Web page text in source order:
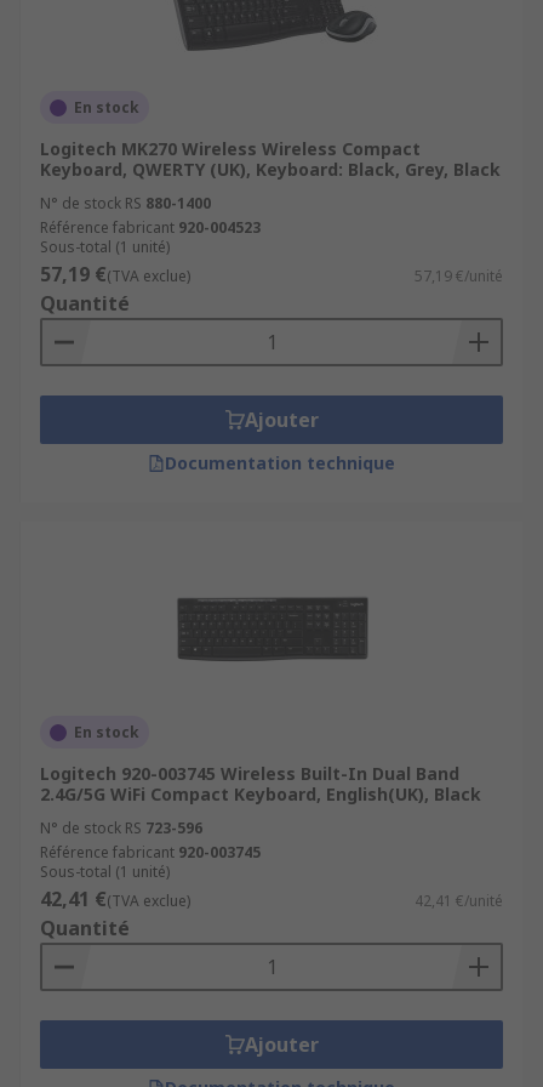
En stock
Logitech MK270 Wireless Wireless Compact
Keyboard, QWERTY (UK), Keyboard: Black, Grey, Black
N° de stock RS 880-1400
Référence fabricant 920-004523
Sous-total (1 unité)
57,19 €(TVA exclue) 57,19 €/unité
Quantité
Ajouter
Documentation technique
En stock
Logitech 920-003745 Wireless Built-In Dual Band
2.4G/5G WiFi Compact Keyboard, English(UK), Black
N° de stock RS 723-596
Référence fabricant 920-003745
Sous-total (1 unité)
42,41 €(TVA exclue) 42,41 €/unité
Quantité
Ajouter